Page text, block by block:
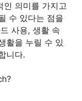
인 의미를 가지고
수 있다는 점을
사용, 생활 속
활을 누릴 수 있
니다.